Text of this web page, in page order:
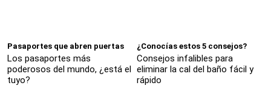
Pasaportes que abren puertas
Los pasaportes más
poderosos del mundo, ¿está el
tuyo?
¿Conocías estos 5 consejos?
Consejos infalibles para
eliminar la cal del baño fácil y
rápido